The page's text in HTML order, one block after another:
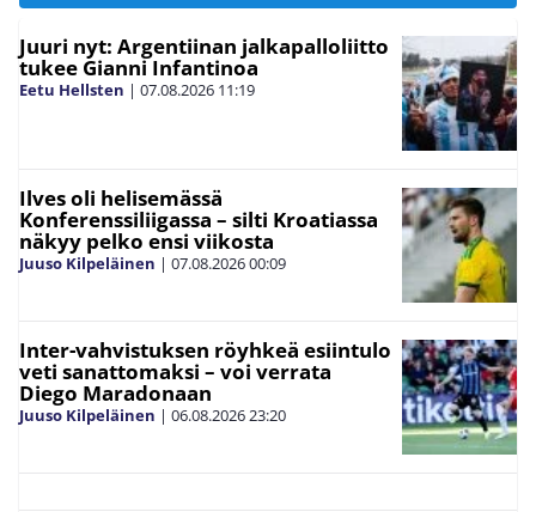
Juuri nyt: Argentiinan jalkapalloliitto
tukee Gianni Infantinoa
Eetu Hellsten | 07.08.2026 11:19
Ilves oli helisemässä
Konferenssiliigassa – silti Kroatiassa
näkyy pelko ensi viikosta
Juuso Kilpeläinen | 07.08.202600:09
Inter-vahvistuksen röyhkeä esiintulo
veti sanattomaksi – voi verrata
Diego Maradonaan
Juuso Kilpeläinen | 06.08.202623:20